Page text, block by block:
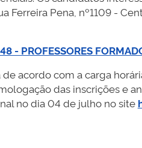
Ferreira Pena, nº1109 -
- PROFESSORES
acordo com a carga
das inscrições e
no dia 04 de julho no site